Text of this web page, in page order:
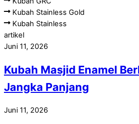
Kubah Stainless Gold
Kubah Stainless
artikel
Juni 11, 2026
Kubah Masjid Enamel
Jangka Panjang
Juni 11, 2026